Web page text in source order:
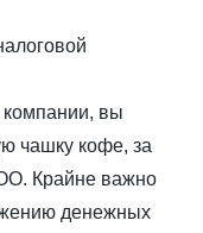
вы
чашку кофе, за
Крайне важно
денежных